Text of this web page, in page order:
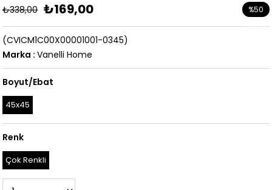
₺338,00 ₺169,00 %50
İndirim
(CVICM1C00X00001001-0345)
Marka : Vanelli Home
Boyut/Ebat
45x45
Renk
Çok Renkli